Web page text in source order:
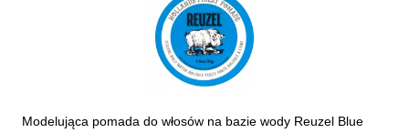
Modelująca pomada do włosów na bazie wody Reuzel Blue